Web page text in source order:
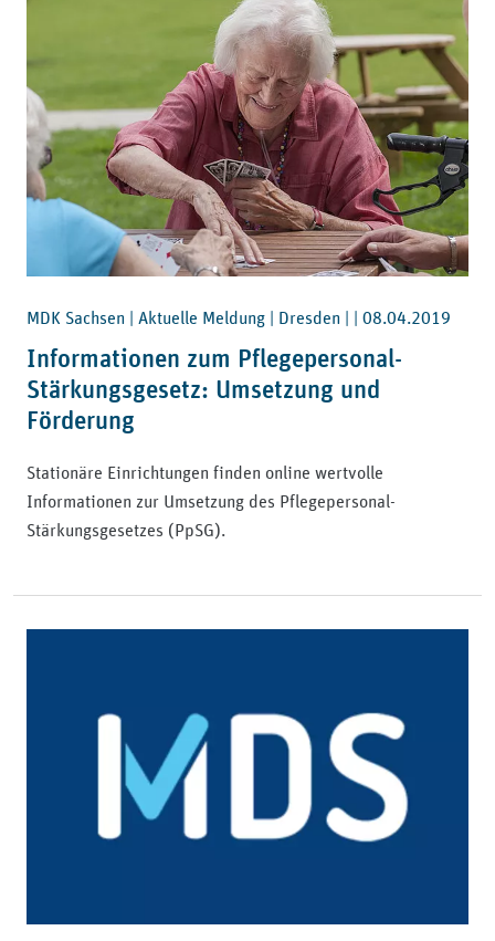
MDK Sachsen | Aktuelle Meldung | Dresden | | 08.04.2019
Informationen zum Pflegepersonal-
Stärkungsgesetz: Umsetzung und
Förderung
Stationäre Einrichtungen finden online wertvolle
Informationen zur Umsetzung des Pflegepersonal-
Stärkungsgesetzes (PpSG).